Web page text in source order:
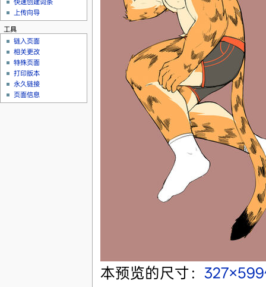
本预览的尺寸：
快速创建词条
上传向导
工具
链入页面
相关更改
特殊页面
打印版本
永久链接
页面信息